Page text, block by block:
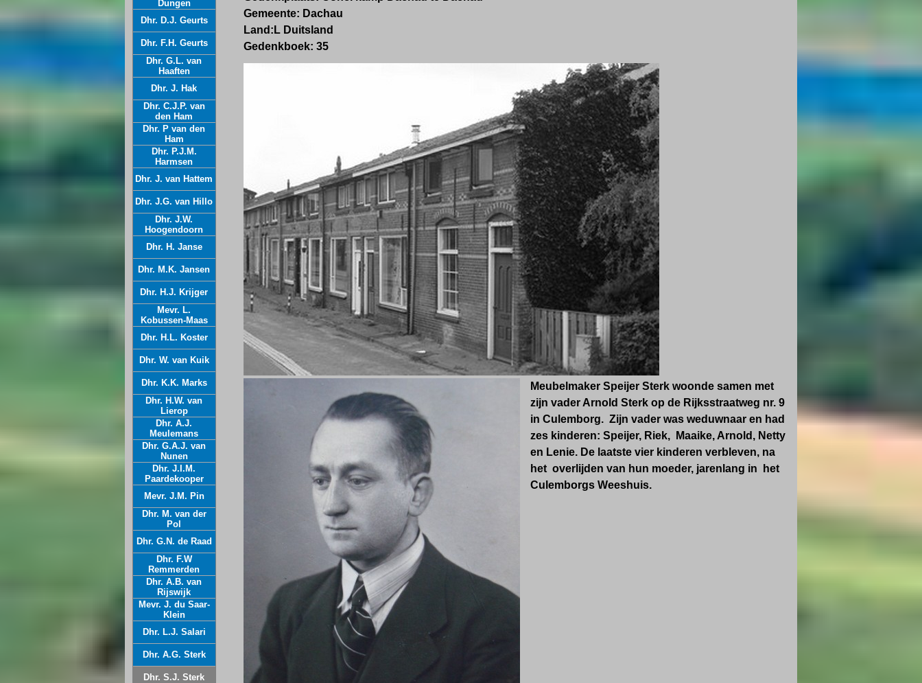
Gemeente: Dachau
Land:L Duitsland
Gedenkboek: 35
Meubelmaker Speijer Sterk woonde samen met
zijn vader Arnold Sterk op de Rijksstraatweg nr. 9
in Culemborg. Zijn vader was weduwnaar en had
zes kinderen: Speijer, Riek, Maaike, Arnold, Netty
en Lenie. De laatste vier kinderen verbleven, na
het overlijden van hun moeder, jarenlang in het
Culemborgs Weeshuis.
Dungen
Dhr. D.J. Geurts
Dhr. F.H. Geurts
Dhr. G.L. van
Haaften
Dhr. J. Hak
Dhr. C.J.P. van
den Ham
Dhr. P van den
Ham
Dhr. P.J.M.
Harmsen
Dhr. J. van Hattem
Dhr. J.G. van Hillo
Dhr. J.W.
Hoogendoorn
Dhr. H. Janse
Dhr. M.K. Jansen
Dhr. H.J. Krijger
Mevr. L.
Kobussen-Maas
Dhr. H.L. Koster
Dhr. W. van Kuik
Dhr. K.K. Marks
Dhr. H.W. van
Lierop
Dhr. A.J.
Meulemans
Dhr. G.A.J. van
Nunen
Dhr. J.I.M.
Paardekooper
Mevr. J.M. Pin
Dhr. M. van der
Pol
Dhr. G.N. de Raad
Dhr. F.W
Remmerden
Dhr. A.B. van
Rijswijk
Mevr. J. du Saar-
Klein
Dhr. L.J. Salari
Dhr. A.G. Sterk
Dhr. S.J. Sterk